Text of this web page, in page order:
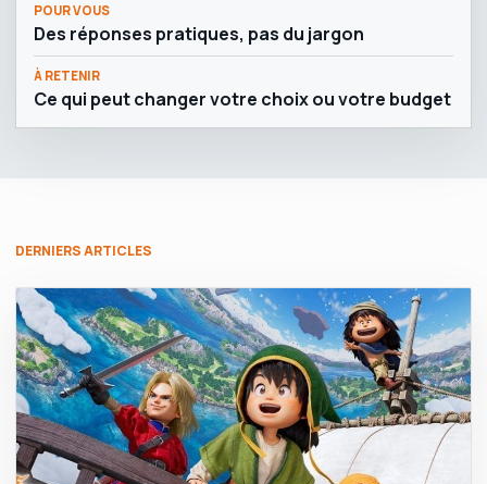
POUR VOUS
Des réponses pratiques, pas du jargon
À RETENIR
Ce qui peut changer votre choix ou votre budget
DERNIERS ARTICLES